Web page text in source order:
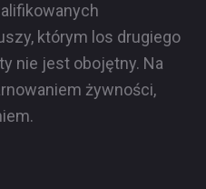
którym los drugiego
nie jest obojętny. Na
żywności,